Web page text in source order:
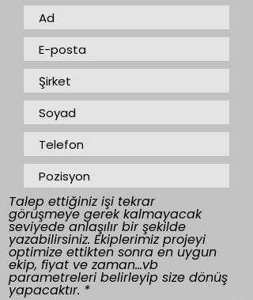
Talep ettiğiniz işi tekrar
görüşmeye gerek kalmayacak
seviyede anlaşılır bir şekilde
yazabilirsiniz. Ekiplerimiz projeyi
optimize ettikten sonra en uygun
ekip, fiyat ve zaman...vb
parametreleri belirleyip size dönüş
yapacaktır.